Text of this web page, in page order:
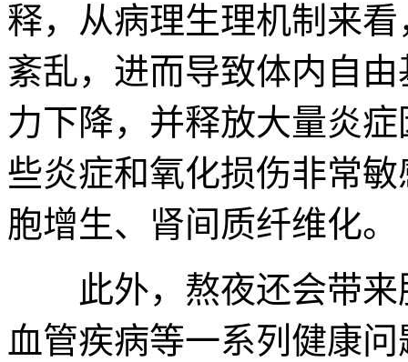
释，从病理生理机制来
紊乱，进而导致体内自
力下降，并释放大量炎
些炎症和氧化损伤非常
胞增生、肾间质纤维化。
此外，熬夜还会带来
血管疾病等一系列健康